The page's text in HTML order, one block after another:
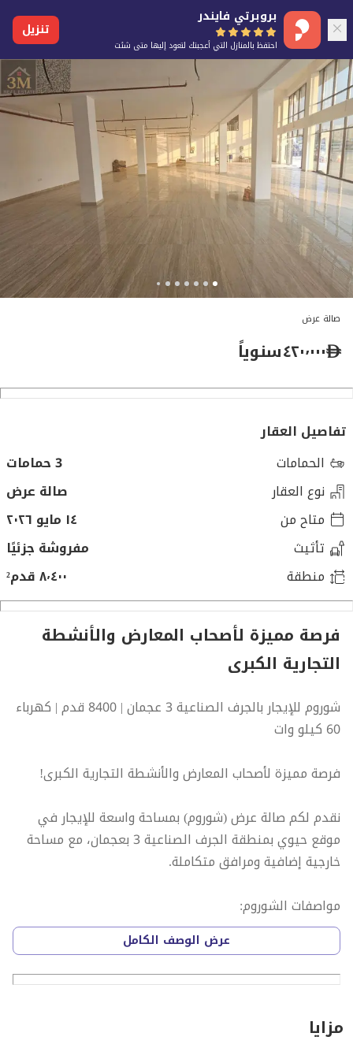
بروبرتي فايندر
احتفظ بالمنازل التي أعجبتك لتعود إليها متى شئت
تنزيل
صالة عرض
٤٢٠٬٠٠٠سنوياً
تفاصيل العقار
الحمامات
3 حمامات
نوع العقار
صالة عرض
متاح من
١٤ مايو ٢٠٢٦
تأثيث
مفروشة جزئيًا
منطقة
٨٬٤٠٠ قدم²
فرصة مميزة لأصحاب المعارض والأنشطة
التجارية الكبرى
شوروم للإيجار بالجرف الصناعية 3 عجمان | 8400 قدم | كهرباء
60 كيلو وات
فرصة مميزة لأصحاب المعارض والأنشطة التجارية الكبرى!
نقدم لكم صالة عرض (شوروم) بمساحة واسعة للإيجار في
موقع حيوي بمنطقة الجرف الصناعية 3 بعجمان، مع مساحة
خارجية إضافية ومرافق متكاملة.
مواصفات الشوروم:
المساحة: 8,400 قدم مربع مع ميزانين – مساحة مثالية للعرض
والتخزين
العملاء
الكهرباء: 60 كيلو وات – قوة كهربائية عالية لجميع الأنشطة
عرض الوصف الكامل
مزايا